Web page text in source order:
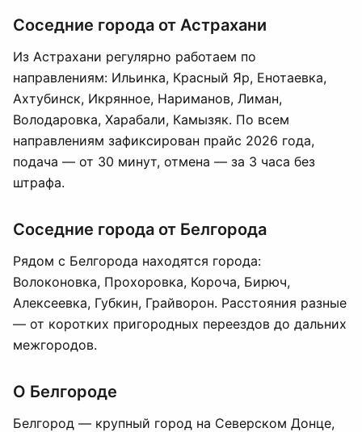
Соседние города от Астрахани
Из Астрахани регулярно работаем по
направлениям: Ильинка, Красный Яр, Енотаевка,
Ахтубинск, Икрянное, Нариманов, Лиман,
Володаровка, Харабали, Камызяк. По всем
направлениям зафиксирован прайс 2026 года,
подача — от 30 минут, отмена — за 3 часа без
штрафа.
Соседние города от Белгорода
Рядом с Белгорода находятся города:
Волоконовка, Прохоровка, Корочa, Бирюч,
Алексеевка, Губкин, Грайворон. Расстояния разные
— от коротких пригородных переездов до дальних
межгородов.
О Белгороде
Белгород — крупный город на Северском Донце,